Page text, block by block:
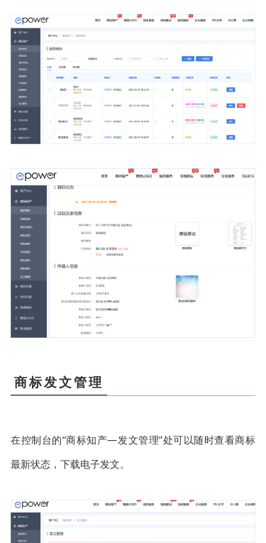
商标发文管理
在控制台的“商标知产—发文管理”处可以随时查看商标
最新状态，下载电子发文。